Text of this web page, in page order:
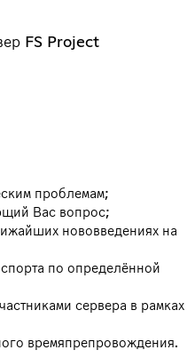
FS Project
проблемам;
Вас вопрос;
нововведениях на
по определённой
сервера в рамках
времяпрепровождения.